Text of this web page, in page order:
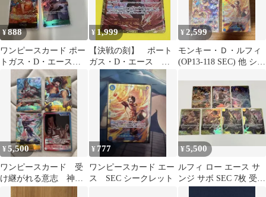
¥888
ワンピースカード ポー
トガス・D・エース
SEC OP07-119 ほか
¥ 1,999
【決戦の刻】 ポート
ガス・D・エース
¥2,599
モンキー・Ｄ・ルフィ
(OP13-118 SEC) 他 シー
¥5,500
ワンピースカード 受
け継がれる意志 神の
¥ 777
ワンピースカード エー
ス SEC シークレット
¥5,500
ルフィ ロー エース サ
ンジ サボ SEC 7枚 受け